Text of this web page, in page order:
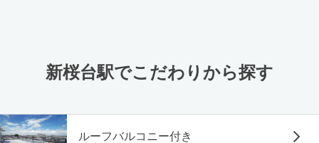
新桜台駅でこだわりから探す
ルーフバルコニー付き